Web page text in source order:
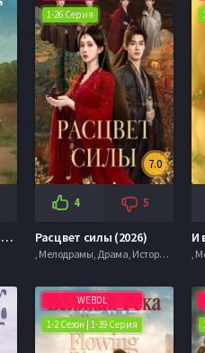
Жизнь, Ларри и стремление к несчастью: Почти история Америки (2026)
1-26 Серия
7.0
4 5
Расцвет силы (2026)
, Мелодрамы, Драма, Исторические
WEBDL
1-2 Сезон | 1-39 Серия